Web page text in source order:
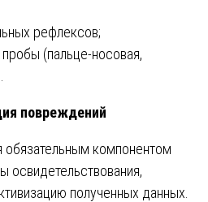
рефлексов;
(пальце-носовая,
повреждений
обязательным компонентом
освидетельствования,
полученных данных.